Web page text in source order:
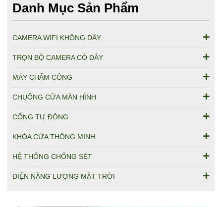
Danh Mục Sản Phẩm
CAMERA WIFI KHÔNG DÂY
TRỌN BỘ CAMERA CÓ DÂY
MÁY CHẤM CÔNG
CHUÔNG CỬA MÀN HÌNH
CỔNG TỰ ĐỘNG
KHÓA CỬA THÔNG MINH
HỆ THỐNG CHỐNG SÉT
ĐIỆN NĂNG LƯỢNG MẶT TRỜI